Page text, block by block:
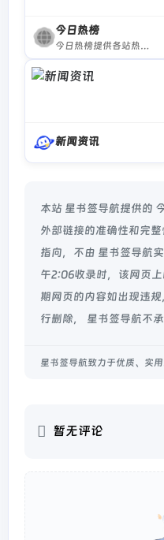
今日热榜
今日热榜提供各站热榜聚合：微信、今日头条、百度、知乎、V2EX、微博、贴吧、豆瓣、天涯、虎扑、Github、抖音...追踪全网热点、简单高效阅读。
新闻资讯
本站 星书签导航提供的
外部链接的准确性和完
指向，不由 星书签导航
午2:06收录时，该网页
期网页的内容如出现违
行删除， 星书签导航不承
星书签导航致力于优质、实
暂无评论